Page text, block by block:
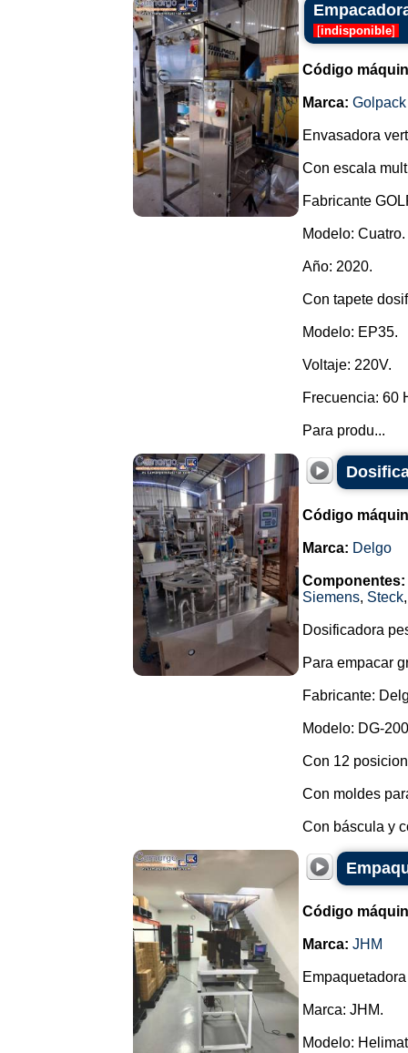
[indisponible]
Código
Marca: Golpack
Envasadora
Con escala
Fabricante
Modelo: Cuatro.
Año: 2020.
Con tapete
Modelo: EP35.
Voltaje: 220V.
Frecuencia: 60
Para produ...
Código
Marca: Delgo
Componentes:
Siemens, Steck
Dosificadora
Para empacar
Fabricante:
Modelo: DG-
Con 12
Con moldes
Con báscula y
Código
Marca: JHM
Marca: JHM.
Modelo: